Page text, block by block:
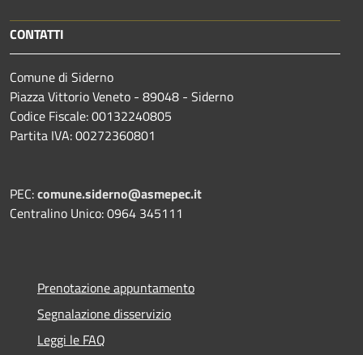
CONTATTI
Comune di Siderno
Piazza Vittorio Veneto - 89048 - Siderno
Codice Fiscale: 00132240805
Partita IVA: 00272360801
PEC:comune.siderno@asmepec.it
Centralino Unico: 0964 345111
Prenotazione appuntamento
Segnalazione disservizio
Leggi le FAQ